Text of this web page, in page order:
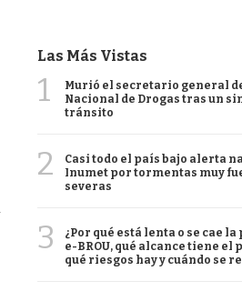
Las Más Vistas
1
Murió el secretario general
Nacional de Drogas tras un
tránsito
2
Casi todo el país bajo alerta
Inumet por tormentas muy
severas
3
¿Por qué está lenta o se cae
e-BROU, qué alcance tiene el
qué riesgos hay y cuándo se